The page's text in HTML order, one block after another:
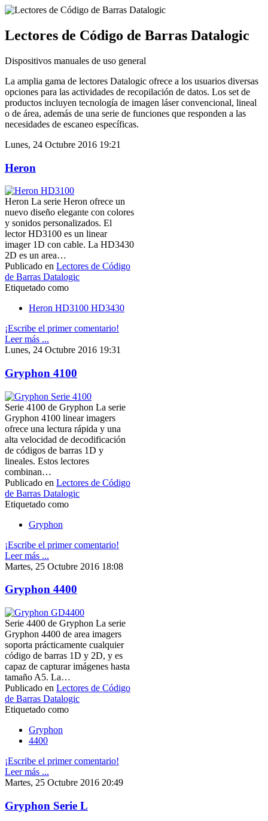
Lectores de Código de Barras Datalogic
Dispositivos manuales de uso general
La amplia gama de lectores Datalogic ofrece a los usuarios diversas
opciones para las actividades de recopilación de datos. Los set de
productos incluyen tecnología de imagen láser convencional, lineal
o de área, además de una serie de funciones que responden a las
necesidades de escaneo específicas.
Lunes, 24 Octubre 2016 19:21
Heron
Heron La serie Heron ofrece un
nuevo diseño elegante con colores
y sonidos personalizados. El
lector HD3100 es un linear
imager 1D con cable. La HD3430
2D es un area…
Publicado en Lectores de Código
de Barras Datalogic
Etiquetado como
Heron HD3100 HD3430
¡Escribe el primer comentario!
Leer más ...
Lunes, 24 Octubre 2016 19:31
Gryphon 4100
Serie 4100 de Gryphon La serie
Gryphon 4100 linear imagers
ofrece una lectura rápida y una
alta velocidad de decodificación
de códigos de barras 1D y
lineales. Estos lectores
combinan…
Publicado en Lectores de Código
de Barras Datalogic
Etiquetado como
Gryphon
¡Escribe el primer comentario!
Leer más ...
Martes, 25 Octubre 2016 18:08
Gryphon 4400
Serie 4400 de Gryphon La serie
Gryphon 4400 de area imagers
soporta prácticamente cualquier
código de barras 1D y 2D, y es
capaz de capturar imágenes hasta
tamaño A5. La…
Publicado en Lectores de Código
de Barras Datalogic
Etiquetado como
Gryphon
4400
¡Escribe el primer comentario!
Leer más ...
Martes, 25 Octubre 2016 20:49
Gryphon Serie L